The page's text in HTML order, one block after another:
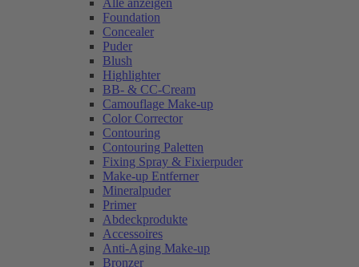
Alle anzeigen
Foundation
Concealer
Puder
Blush
Highlighter
BB- & CC-Cream
Camouflage Make-up
Color Corrector
Contouring
Contouring Paletten
Fixing Spray & Fixierpuder
Make-up Entferner
Mineralpuder
Primer
Abdeckprodukte
Accessoires
Anti-Aging Make-up
Bronzer